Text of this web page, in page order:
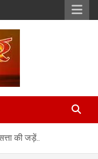
की जड़ें..